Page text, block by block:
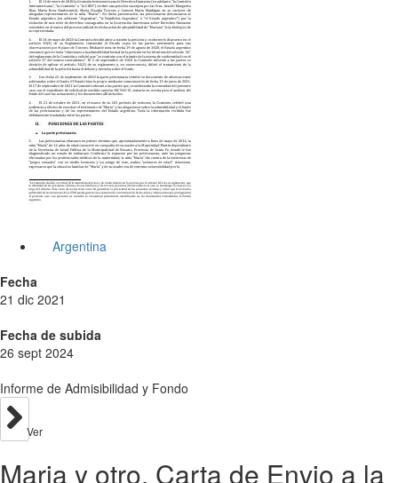
Argentina
Fecha
21 dic 2021
Fecha de subida
26 sept 2024
Informe de Admisibilidad y Fondo
Ver
Maria y otro. Carta de Envio a la